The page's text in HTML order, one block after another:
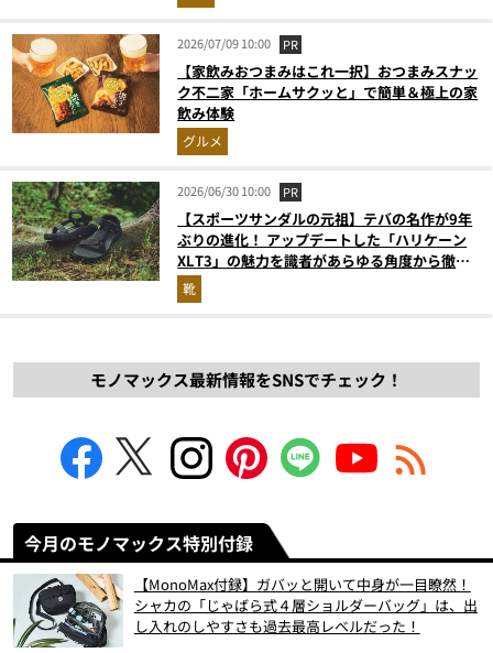
2026/07/09 10:00 PR
【家飲みおつまみはこれ一択】おつまみスナッ
ク不二家「ホームサクッと」で簡単＆極上の家
飲み体験
グルメ
2026/06/30 10:00 PR
【スポーツサンダルの元祖】テバの名作が9年
ぶりの進化！ アップデートした「ハリケーン
XLT3」の魅力を識者があらゆる角度から徹底
解説！
靴
モノマックス最新情報をSNSでチェック！
今月のモノマックス特別付録
【MonoMax付録】ガバッと開いて中身が一目瞭然！
シャカの「じゃばら式４層ショルダーバッグ」は、出
し入れのしやすさも過去最高レベルだった！